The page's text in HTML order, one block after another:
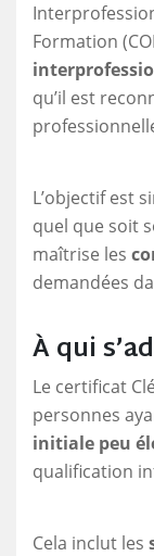
Formation
qu’il est
L’objectif est
quel que soit
maîtrise les
demandées
À qui
Le certificat
personnes
initiale peu
qualification
Cela inclut les